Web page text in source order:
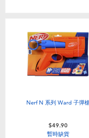
Nerf N 系列 Ward 子彈
$49.90
暫時缺貨